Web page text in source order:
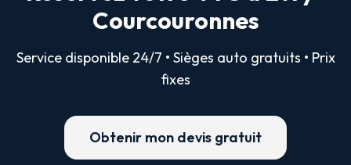
Courcouronnes
Service disponible 24/7 • Sièges auto gratuits • Prix
fixes
Obtenir mon devis gratuit